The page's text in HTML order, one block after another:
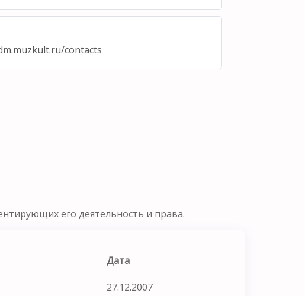
contacts
его деятельность и права.
Дата
27.12.2007